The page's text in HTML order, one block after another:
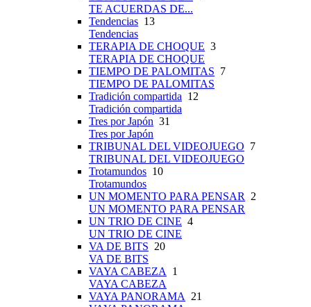
TE ACUERDAS DE...
Tendencias 13
Tendencias
TERAPIA DE CHOQUE 3
TERAPIA DE CHOQUE
TIEMPO DE PALOMITAS 7
TIEMPO DE PALOMITAS
Tradición compartida 12
Tradición compartida
Tres por Japón 31
Tres por Japón
TRIBUNAL DEL VIDEOJUEGO 7
TRIBUNAL DEL VIDEOJUEGO
Trotamundos 10
Trotamundos
UN MOMENTO PARA PENSAR
2
UN MOMENTO PARA PENSAR
UN TRIO DE CINE 4
UN TRIO DE CINE
VA DE BITS 20
VA DE BITS
VAYA CABEZA
1
VAYA CABEZA
VAYA PANORAMA
21